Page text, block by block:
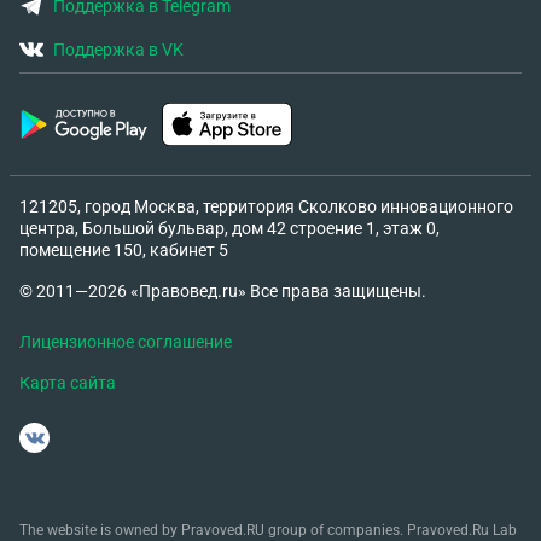
21-23 с года. Ну у них ранее уже имелось МСЭ
ставилась временно
Поддержка в Telegram
Поддержка в VK
121205, город Москва, территория Сколково инновационного
центра, Большой бульвар, дом 42 строение 1, этаж 0,
помещение 150, кабинет 5
© 2011—2026 «Правовед.ru» Все права защищены.
Лицензионное соглашение
Карта сайта
The website is owned by Pravoved.RU group of companies. Pravoved.Ru Lab